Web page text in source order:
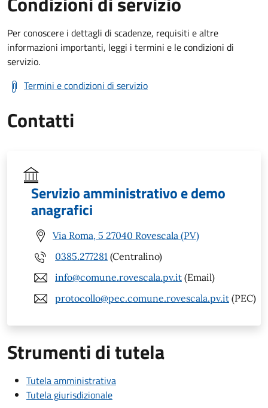
Per conoscere i dettagli di scadenze, requisiti e altre
informazioni importanti, leggi i termini e le condizioni di
servizio.
Termini e condizioni di servizio
Contatti
Servizio amministrativo e demo
anagrafici
Via Roma, 5 27040 Rovescala (PV)
0385.277281 (Centralino)
info@comune.rovescala.pv.it (Email)
protocollo@pec.comune.rovescala.pv.it (PEC)
Strumenti di tutela
Tutela amministrativa
Tutela giurisdizionale